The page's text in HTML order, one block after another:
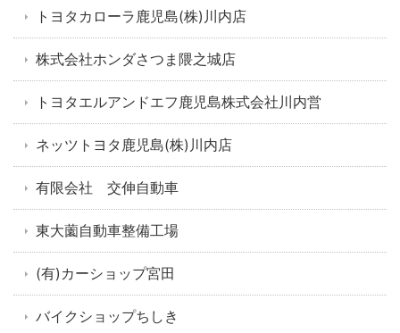
トヨタカローラ鹿児島(株)川内店
株式会社ホンダさつま隈之城店
トヨタエルアンドエフ鹿児島株式会社川内営
ネッツトヨタ鹿児島(株)川内店
有限会社 交伸自動車
東大薗自動車整備工場
(有)カーショップ宮田
バイクショップちしき